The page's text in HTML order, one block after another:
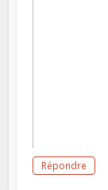
Répondre